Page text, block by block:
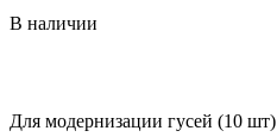
В наличии
Для модернизации гусей (10 шт)